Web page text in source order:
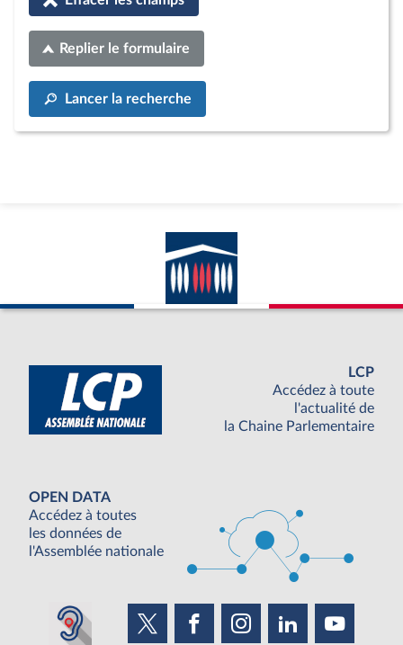
Replier le formulaire
Lancer la recherche
LCP
Accédez à toute
l'actualité de
la Chaine Parlementaire
OPEN DATA
Accédez à toutes
les données de
l'Assemblée nationale